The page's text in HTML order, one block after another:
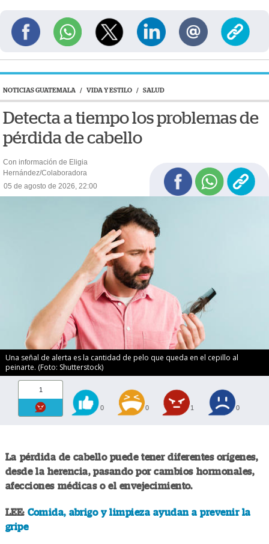
NOTICIAS GUATEMALA / VIDA Y ESTILO / SALUD
Detecta a tiempo los problemas de
pérdida de cabello
Con información de Eligia
Hernández/Colaboradora
05 de agosto de 2026, 22:00
Una señal de alerta es la cantidad de pelo que queda en el cepillo al
peinarte. (Foto: Shutterstock)
1
0 0 1 0
La pérdida de cabello puede tener diferentes orígenes,
desde la herencia, pasando por cambios hormonales,
afecciones médicas o el envejecimiento.
LEE: Comida, abrigo y limpieza ayudan a prevenir la
gripe